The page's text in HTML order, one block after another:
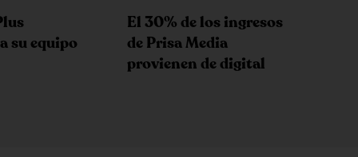
su equipo
El 30% de los ingresos
de Prisa Media
provienen de digital